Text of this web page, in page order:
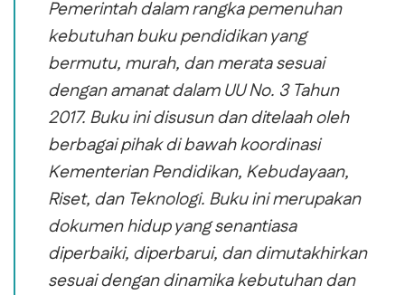
Pemerintah dalam rangka pemenuhan
kebutuhan buku pendidikan yang
bermutu, murah, dan merata sesuai
dengan amanat dalam UU No. 3 Tahun
2017. Buku ini disusun dan ditelaah oleh
berbagai pihak di bawah koordinasi
Kementerian Pendidikan, Kebudayaan,
Riset, dan Teknologi. Buku ini merupakan
dokumen hidup yang senantiasa
diperbaiki, diperbarui, dan dimutakhirkan
sesuai dengan dinamika kebutuhan dan